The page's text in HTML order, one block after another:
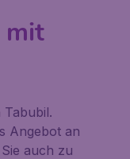
mit
Tabubil.
Angebot an
auch zu